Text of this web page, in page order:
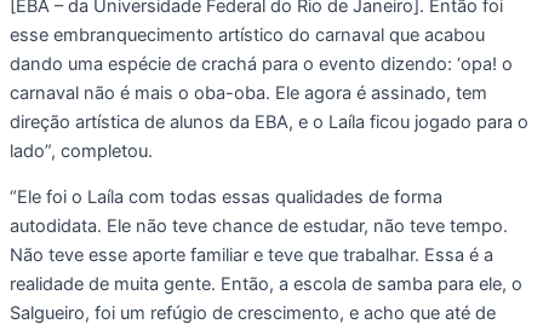
[EBA – da Universidade Federal do Rio de Janeiro]. Então foi
esse embranquecimento artístico do carnaval que acabou
dando uma espécie de crachá para o evento dizendo: ‘opa! o
carnaval não é mais o oba-oba. Ele agora é assinado, tem
direção artística de alunos da EBA, e o Laíla ficou jogado para o
lado”, completou.
“Ele foi o Laíla com todas essas qualidades de forma
autodidata. Ele não teve chance de estudar, não teve tempo.
Não teve esse aporte familiar e teve que trabalhar. Essa é a
realidade de muita gente. Então, a escola de samba para ele, o
Salgueiro, foi um refúgio de crescimento, e acho que até de